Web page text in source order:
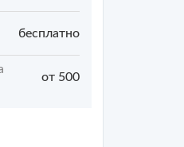
бесплатно
от 500